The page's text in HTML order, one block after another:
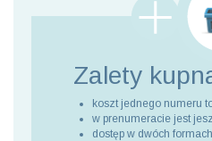
Zalety
koszt jednego numeru
w prenumeracie jest
dostęp w dwóch